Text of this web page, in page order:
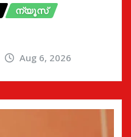
ന്യൂസ്
Aug 6, 2026